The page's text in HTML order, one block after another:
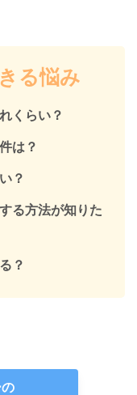
る悩み
くらい？
は？
？
る方法が知りた
？